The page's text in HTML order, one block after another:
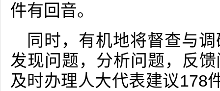
件有回音。
同时，有机地将督查与
发现问题，分析问题，反
及时办理人大代表建议178